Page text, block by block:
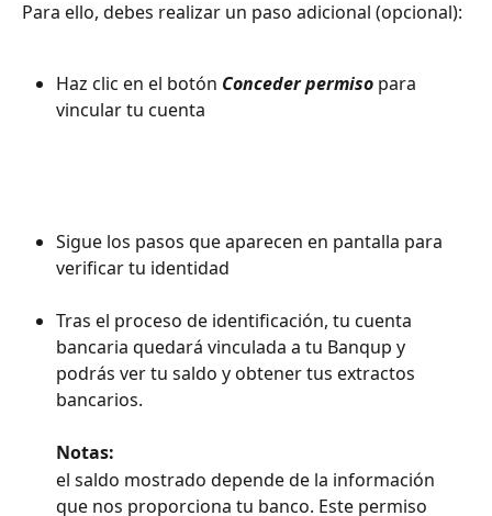
Para ello, debes realizar un paso adicional (opcional):
Haz clic en el botón Conceder permiso para
vincular tu cuenta
Sigue los pasos que aparecen en pantalla para
verificar tu identidad
Tras el proceso de identificación, tu cuenta
bancaria quedará vinculada a tu Banqup y
podrás ver tu saldo y obtener tus extractos
bancarios.
Notas:
el saldo mostrado depende de la información
que nos proporciona tu banco. Este permiso